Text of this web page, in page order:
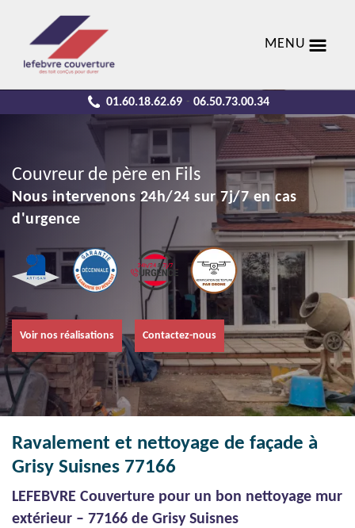
MENU
01.60.18.62.69 - 06.50.73.00.34
Couvreur de père en Fils
Nous intervenons 24h/24 sur 7j/7 en cas
d'urgence
Voir nos réalisations Contactez-nous
Ravalement et nettoyage de façade à
Grisy Suisnes 77166
LEFEBVRE Couverture pour un bon nettoyage mur
extérieur – 77166 de Grisy Suisnes